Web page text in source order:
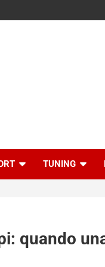
TUNING
quando